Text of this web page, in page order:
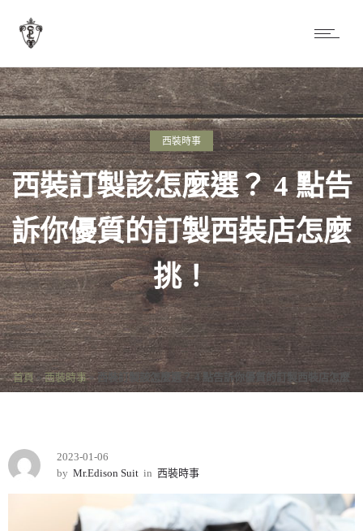
西裝時事
西裝訂製該怎麼選？ 4 點告
訴你優質的訂製西裝店怎麼
挑！
首頁»西裝時事»西裝訂製該怎麼選？ 4 點告訴你優質的訂製西裝店怎麼
2023-01-06
by Mr.Edison Suit in 西裝時事